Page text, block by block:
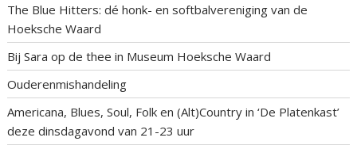
The Blue Hitters: dé honk- en softbalvereniging van de
Hoeksche Waard
Bij Sara op de thee in Museum Hoeksche Waard
Ouderenmishandeling
Americana, Blues, Soul, Folk en (Alt)Country in ‘De Platenkast’
deze dinsdagavond van 21-23 uur